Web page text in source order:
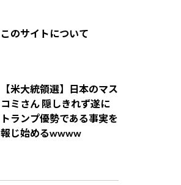
このサイトについて
【米大統領選】日本のマス
コミさん 隠しきれず遂に
トランプ優勢である事実を
報じ始めるwwww